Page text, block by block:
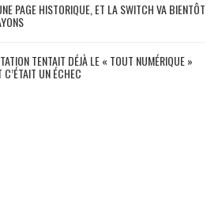
PAGE HISTORIQUE, ET LA SWITCH VA BIENTÔT
TENTAIT DÉJÀ LE « TOUT NUMÉRIQUE »
UN ÉCHEC